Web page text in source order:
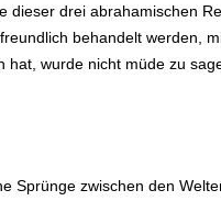
drei abrahamischen
behandelt werden,
wurde nicht müde zu
Sprünge zwischen den